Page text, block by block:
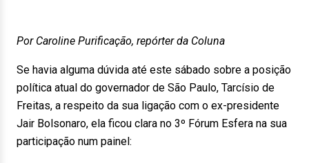
Por Caroline Purificação, repórter da Coluna
Se havia alguma dúvida até este sábado sobre a posição
política atual do governador de São Paulo, Tarcísio de
Freitas, a respeito da sua ligação com o ex-presidente
Jair Bolsonaro, ela ficou clara no 3º Fórum Esfera na sua
participação num painel: